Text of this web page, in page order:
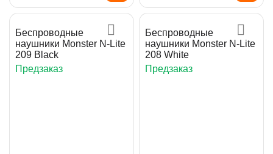
Беспроводные
наушники Monster N-Lite
209 Black
Предзаказ
Беспроводные
наушники Monster N-Lite
208 White
Предзаказ